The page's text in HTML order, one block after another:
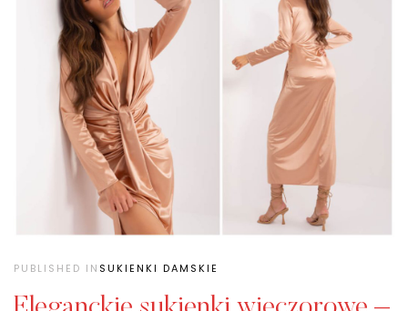
PUBLISHED IN SUKIENKI DAMSKIE